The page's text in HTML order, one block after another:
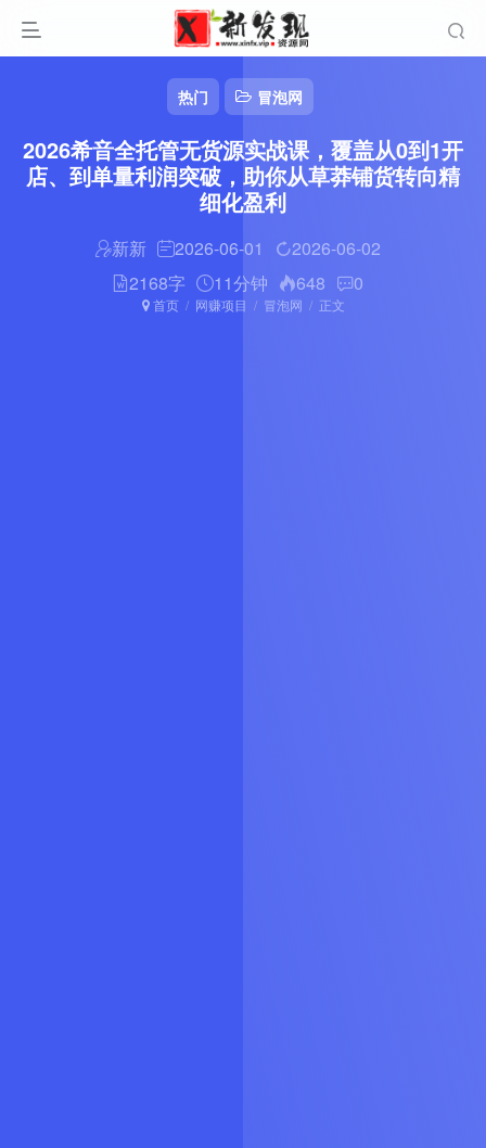
热门 冒泡网
2026希音全托管无货源实战课，覆盖从0到1开
店、到单量利润突破，助你从草莽铺货转向精
细化盈利
新新 2026-06-01
2026-06-02
2168字
11分钟 648 0
首页 网赚项目 冒泡网 正文